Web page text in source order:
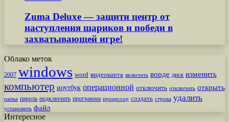
Zuma Deluxe — защити центр от
наступления шариков и победи в
захватывающей игре!
Облако меток
2007 windows word видеокарта включить ворде диск изменить
компьютер ноутбук операционной отключить отключить открыть
папка пароль подключить программа процессор создать строка удалить
установить файл
Интересное